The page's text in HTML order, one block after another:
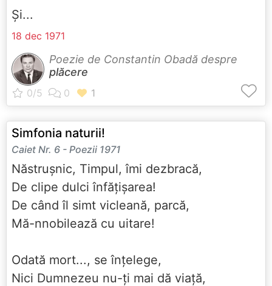
Și...
18 dec 1971
Poezie de Constantin Obadă despre
plăcere
Simfonia naturii!
Caiet Nr. 6 - Poezii 1971
Năstrușnic, Timpul, îmi dezbracă,
De clipe dulci înfățișarea!
De când îl simt vicleană, parcă,
Mă-nnobilează cu uitare!
Odată mort..., se înțelege,
Nici Dumnezeu nu-ți mai dă viață,